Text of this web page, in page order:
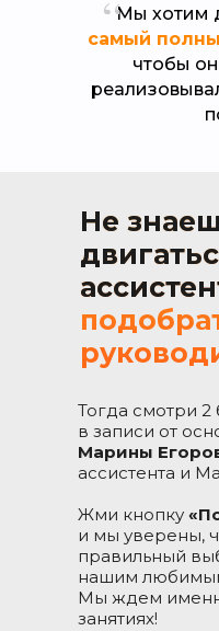
Мы хотим
самый
чтобы
Не
Тогда смотри 2
в записи от
Марины
ассистента и
Жми кнопку
и мы уверены,
правильный
нашим
Мы ждем
занятиях!